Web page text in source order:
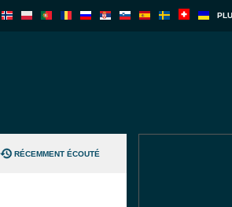
RÉCEMMENT ÉCOUTÉ